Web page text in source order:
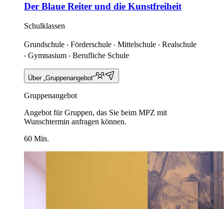
Der Blaue Reiter und die Kunstfreiheit
Schulklassen
Grundschule ‧ Förderschule ‧ Mittelschule ‧ Realschule
‧ Gymnasium ‧ Berufliche Schule
Über „Gruppenangebot“
Gruppenangebot
Angebot für Gruppen, das Sie beim MPZ mit
Wunschtermin anfragen können.
60 Min.